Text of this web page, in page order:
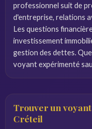
professionnel suit de
d'entreprise, relations
Les questions
investissement
gestion des dettes.
voyant expérimenté
Trouver un
Créteil